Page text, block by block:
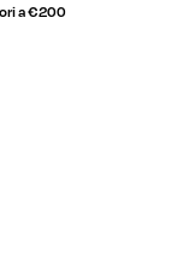
a €200